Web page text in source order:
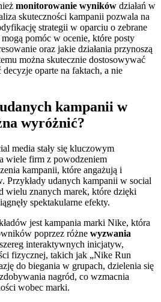
monitorowanie wyników działań w
skuteczności kampanii pozwala na
strategii w oparciu o zebrane
pomóc w ocenie, które posty
oraz jakie działania przynoszą
można skutecznie dostosowywać
oparte na faktach, a nie
kampanii w
wyróżnić?
media stały się kluczowym
wiele firm z powodzeniem
kampanii, które angażują i
Przykłady udanych kampanii w social
wielu znanych marek, które dzięki
spektakularne efekty.
jest kampania marki Nike, która
poprzez różne wyzwania
interaktywnych inicjatyw,
fizycznej, takich jak „Nike Run
do biegania w grupach, dzielenia się
nagród, co wzmacnia
wobec marki.